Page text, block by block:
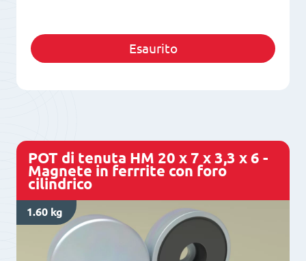
Esaurito
POT di tenuta HM 20 x 7 x 3,3 x 6 -
Magnete in ferrrite con foro
cilindrico
1.60 kg